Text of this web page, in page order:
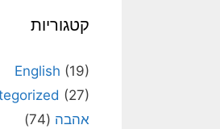
קטגוריות
English (19)
(27)
אהבה (74)